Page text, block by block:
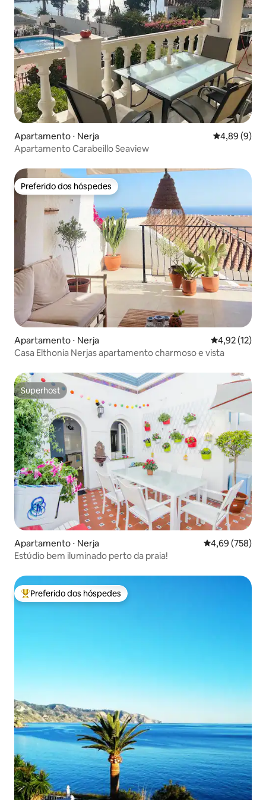
Apartamento ⋅ Nerja 4,89 de uma
4,89 (9)
Apartamento Carabeillo Seaview
Preferido dos hóspedes
Preferido dos hóspedes
Apartamento ⋅ Nerja 4,92 de uma
4,92 (12)
Casa Elthonia Nerjas apartamento charmoso e vista
Superhost
Superhost
Apartamento ⋅ Nerja 4,69 de uma
4,69 (758)
Estúdio bem iluminado perto da praia!
Entre os melhores preferidos dos hóspedes
Preferido dos hóspedes